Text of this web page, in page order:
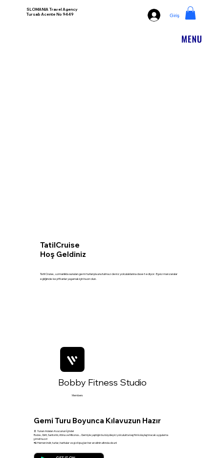
SLOMANIA Travel Agency
Tursab Acente No 9449
Giriş
TatilCruise
Hoş Geldiniz
Tatil Cruise, uzmanlıkla sunulan gemi turlarıyla unutulmaz deniz yolculuklarına davet ediyor. Eşsiz manzaralar
eşliğinde keyifli anlar yaşamak için hazır olun.
Members
Bobby Fitness Studio
Gemi Turu Boyunca Kılavuzun Hazır
🚢 Yunan Adaları Avucunun İçinde!
Rodos, Girit, Santorini, Atina ve Mikonos... Gemiyle yaptığın bu büyüleyici yolculukta keşfini kolaylaştıracak uygulama
şimdi hazır!
📲 Hemen indir, turlar, haritalar ve gizli ipuçları her an elinin altında olsun!